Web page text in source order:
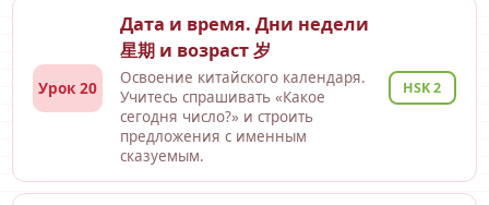
Урок 20
Дата и время. Дни недели
星期 и возраст 岁
Освоение китайского календаря.
Учитесь спрашивать «Какое
сегодня число?» и строить
предложения с именным
сказуемым.
HSK 2